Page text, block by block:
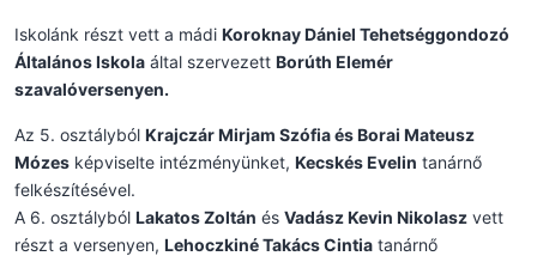
Iskolánk részt vett a mádi Koroknay Dániel Tehetséggondozó
Általános Iskola által szervezett Borúth Elemér
szavalóversenyen.
Az 5. osztályból Krajczár Mirjam SzófiaésBorai Mateusz
Mózes képviselte intézményünket, Kecskés Evelin tanárnő
felkészítésével.
A 6. osztályból Lakatos Zoltán és Vadász Kevin Nikolasz vett
részt a versenyen, Lehoczkiné Takács Cintia tanárnő